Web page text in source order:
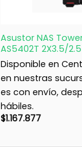
Asustor NAS
AS5402T 2X3.5/2.5
Disponible en
en nuestras
es con envío,
hábiles.
$1.167.877